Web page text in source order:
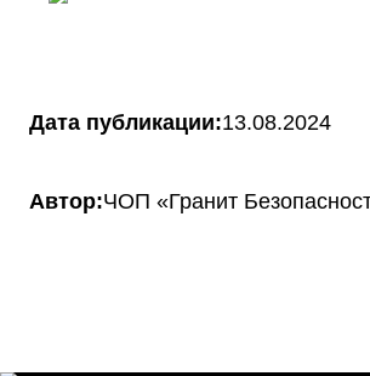
Дата публикации:13.08.2024
Автор:ЧОП «Гранит